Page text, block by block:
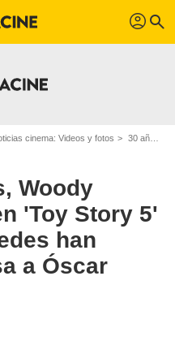
profil search
cinema: Videos y fotos 30 años después, Woody tendrá otra voz en 'Toy Story 5' en España: las redes han ardido en defensa a Óscar Barberán
Woody
'Toy Story 5'
han
a Óscar